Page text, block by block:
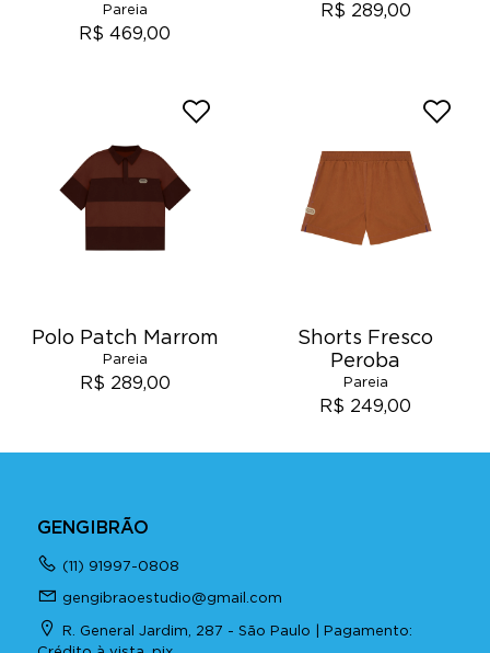
Pareia
R$ 469,00
R$ 289,00
Polo Patch Marrom
Pareia
R$ 289,00
Shorts Fresco
Peroba
Pareia
R$ 249,00
GENGIBRÃO
(11) 91997-0808
gengibraoestudio@gmail.com
R. General Jardim, 287 - São Paulo | Pagamento: